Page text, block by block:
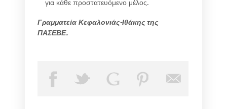
για κάθε προστατευόμενο μέλος.
Γραμματεία Κεφαλονιάς-Ιθάκης της
ΠΑΣΕΒΕ.